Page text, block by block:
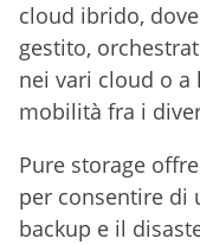
cloud ibrido,
gestito,
nei vari cloud o a
mobilità fra i
Pure storage
per consentire di
backup e il